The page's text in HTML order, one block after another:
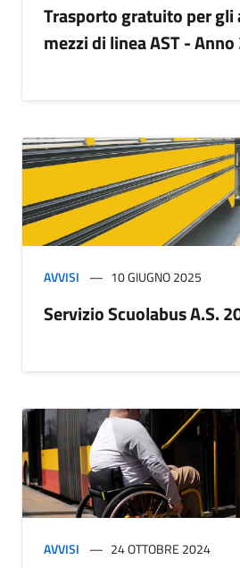
Trasporto gratuito per gli
mezzi di linea AST -
AVVISI 10 GIUGNO 2025
Servizio Scuolabus A.S.
AVVISI 24 OTTOBRE 2024